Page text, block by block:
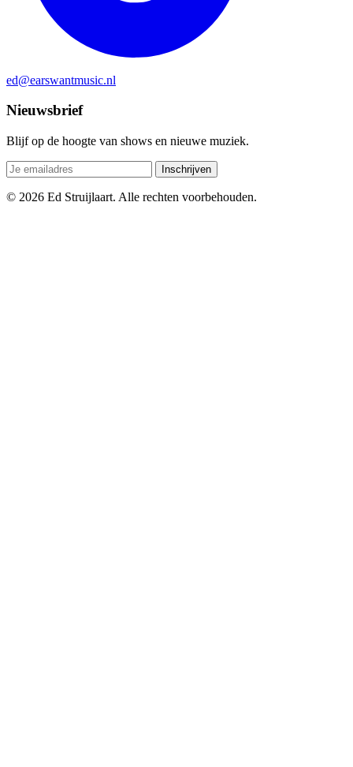
ed@earswantmusic.nl
Nieuwsbrief
Blijf op de hoogte van shows en nieuwe muziek.
Inschrijven
© 2026 Ed Struijlaart. Alle rechten voorbehouden.